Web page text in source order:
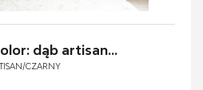
dąb artisan...
CZARNY